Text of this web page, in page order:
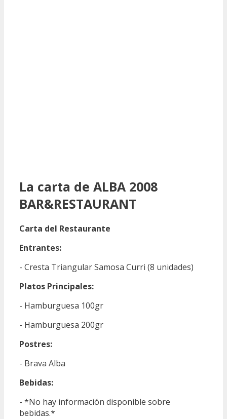
La carta de ALBA 2008
BAR&RESTAURANT
Carta del Restaurante
Entrantes:
- Cresta Triangular Samosa Curri (8 unidades)
Platos Principales:
- Hamburguesa 100gr
- Hamburguesa 200gr
Postres:
- Brava Alba
Bebidas:
- *No hay información disponible sobre
bebidas.*